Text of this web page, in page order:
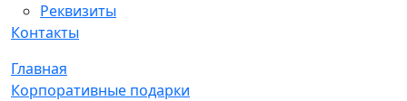
Реквизиты
Контакты
Главная
Корпоративные подарки